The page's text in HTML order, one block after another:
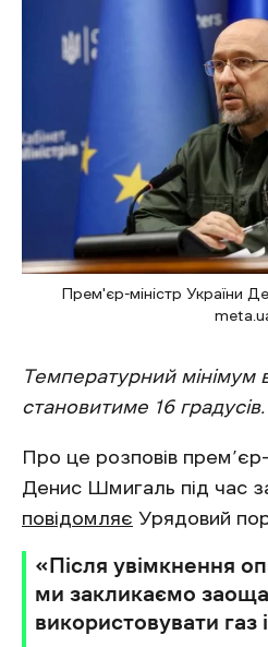
Прем'єр-міністр України
Температурний мінімум
становитиме 16 градусів.
Про це розповів прем’єр-
Денис Шмигаль під час
повідомляє Урядовий
«Після увімкнення
ми закликаємо
використовувати газ